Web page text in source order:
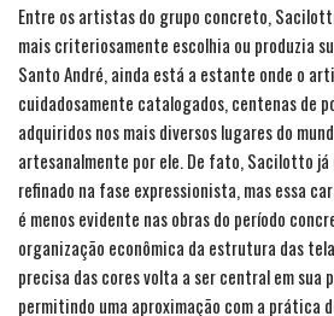
Entre os artistas do grupo concreto,
mais criteriosamente escolhia ou produzia
Santo André, ainda está a estante onde o
cuidadosamente catalogados, centenas de
adquiridos nos mais diversos lugares do
artesanalmente por ele. De fato, Sacilotto
refinado na fase expressionista, mas essa
é menos evidente nas obras do período
organização econômica da estrutura das
precisa das cores volta a ser central em sua
permitindo uma aproximação com a prática